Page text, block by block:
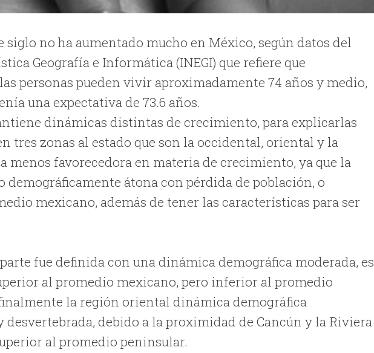
siglo no ha aumentado mucho en México, según datos del
Geografía e Informática (INEGI) que refiere que
personas pueden vivir aproximadamente 74 años y medio,
una expectativa de 73.6 años.
dinámicas distintas de crecimiento, para explicarlas
tres zonas al estado que son la occidental, oriental y la
menos favorecedora en materia de crecimiento, ya que la
demográficamente átona con pérdida de población, o
mexicano, además de tener las características para ser
fue definida con una dinámica demográfica moderada, es
al promedio mexicano, pero inferior al promedio
finalmente la región oriental dinámica demográfica
debido a la proximidad de Cancún y la Riviera
al promedio peninsular.